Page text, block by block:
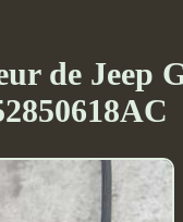
de Jeep